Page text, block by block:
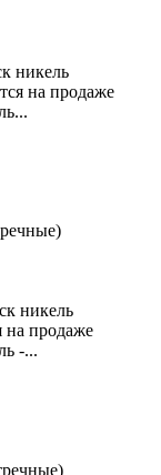
никель
на продаже
никель
на продаже
-...